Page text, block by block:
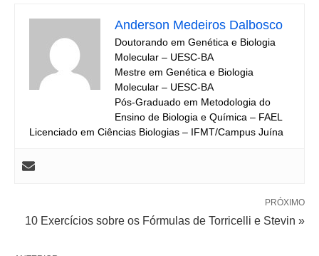
Anderson Medeiros Dalbosco
Doutorando em Genética e Biologia
Molecular – UESC-BA
Mestre em Genética e Biologia
Molecular – UESC-BA
Pós-Graduado em Metodologia do
Ensino de Biologia e Química – FAEL
Licenciado em Ciências Biologias – IFMT/Campus Juína
PRÓXIMO
10 Exercícios sobre os Fórmulas de Torricelli e Stevin »